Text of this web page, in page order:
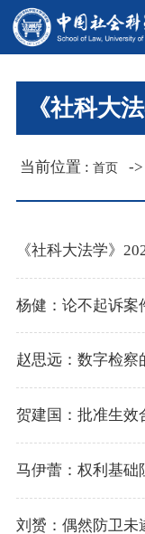
《社科大法
当前位置 :首页 -
《社科大法学》
杨健：论不起诉案
赵思远：数字检察
贺建国：批准生
马伊蕾：权利基础
刘赟：偶然防卫未